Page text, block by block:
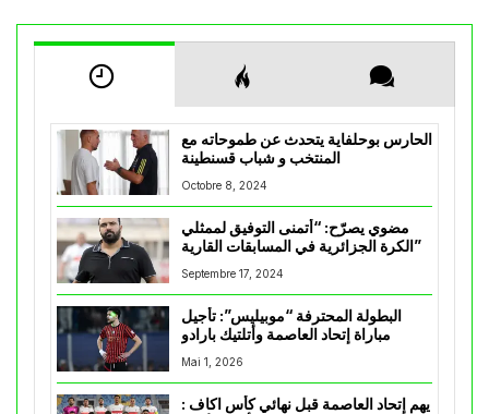
الحارس بوحلفاية يتحدث عن طموحاته مع
المنتخب و شباب قسنطينة
Octobre 8, 2024
مضوي يصرّح: “أتمنى التوفيق لممثلي
الكرة الجزائرية في المسابقات القارية”
Septembre 17, 2024
البطولة المحترفة “موبيليس”: تأجيل
مباراة إتحاد العاصمة وأتلتيك بارادو
Mai 1, 2026
يهم إتحاد العاصمة قبل نهائي كأس اكاف :